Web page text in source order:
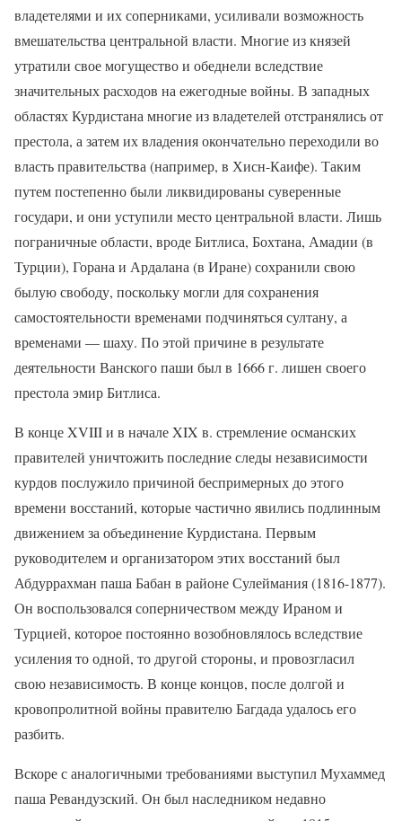
владетелями и их соперниками, усиливали возможность
вмешательства центральной власти. Многие из князей
утратили свое могущество и обеднели вследствие
значительных расходов на ежегодные войны. В западных
областях Курдистана многие из владетелей отстранялись от
престола, а затем их владения окончательно переходили во
власть правительства (например, в Хисн-Каифе). Таким
путем постепенно были ликвидированы суверенные
государи, и они уступили место центральной власти. Лишь
пограничные области, вроде Битлиса, Бохтана, Амадии (в
Турции), Горана и Ардалана (в Иране) сохранили свою
былую свободу, поскольку могли для сохранения
самостоятельности временами подчиняться султану, а
временами — шаху. По этой причине в результате
деятельности Ванского паши был в 1666 г. лишен своего
престола эмир Битлиса.
В концеXVIIIи в началеXIX в. стремление османских
правителей уничтожить последние следы независимости
курдов послужило причиной беспримерных до этого
времени восстаний, которые частично явились подлинным
движением за объединение Курдистана. Первым
руководителем и организатором этих восстаний был
Абдуррахман паша Бабан в районе Сулеймания (1816-1877).
Он воспользовался соперничеством между Ираном и
Турцией, которое постоянно возобновлялось вследствие
усиления то одной, то другой стороны, и провозгласил
свою независимость. В конце концов, после долгой и
кровопролитной войны правителю Багдада удалось его
разбить.
Вскоре с аналогичными требованиями выступил Мухаммед
паша Ревандузский. Он был наследником недавно